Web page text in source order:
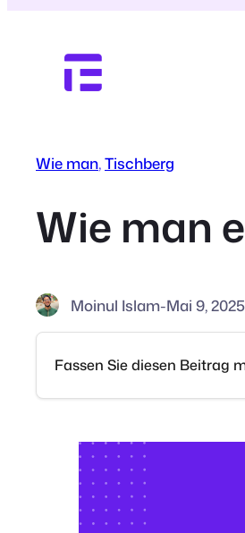
springen
Wie man, Tischberg
Wie man
Moinul Islam-Mai 9, 2025
Fassen Sie diesen Beitrag